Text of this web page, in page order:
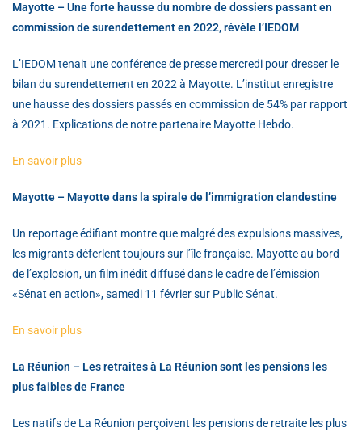
Mayotte – Une forte hausse du nombre de dossiers passant en
commission de surendettement en 2022, révèle l’IEDOM
L’IEDOM tenait une conférence de presse mercredi pour dresser le
bilan du surendettement en 2022 à Mayotte. L’institut enregistre
une hausse des dossiers passés en commission de 54% par rapport
à 2021. Explications de notre partenaire Mayotte Hebdo.
En savoir plus
Mayotte – Mayotte dans la spirale de l’immigration clandestine
Un reportage édifiant montre que malgré des expulsions massives,
les migrants déferlent toujours sur l’île française. Mayotte au bord
de l’explosion, un film inédit diffusé dans le cadre de l’émission
«Sénat en action», samedi 11 février sur Public Sénat.
En savoir plus
La Réunion – Les retraites à La Réunion sont les pensions les
plus faibles de France
Les natifs de La Réunion perçoivent les pensions de retraite les plus